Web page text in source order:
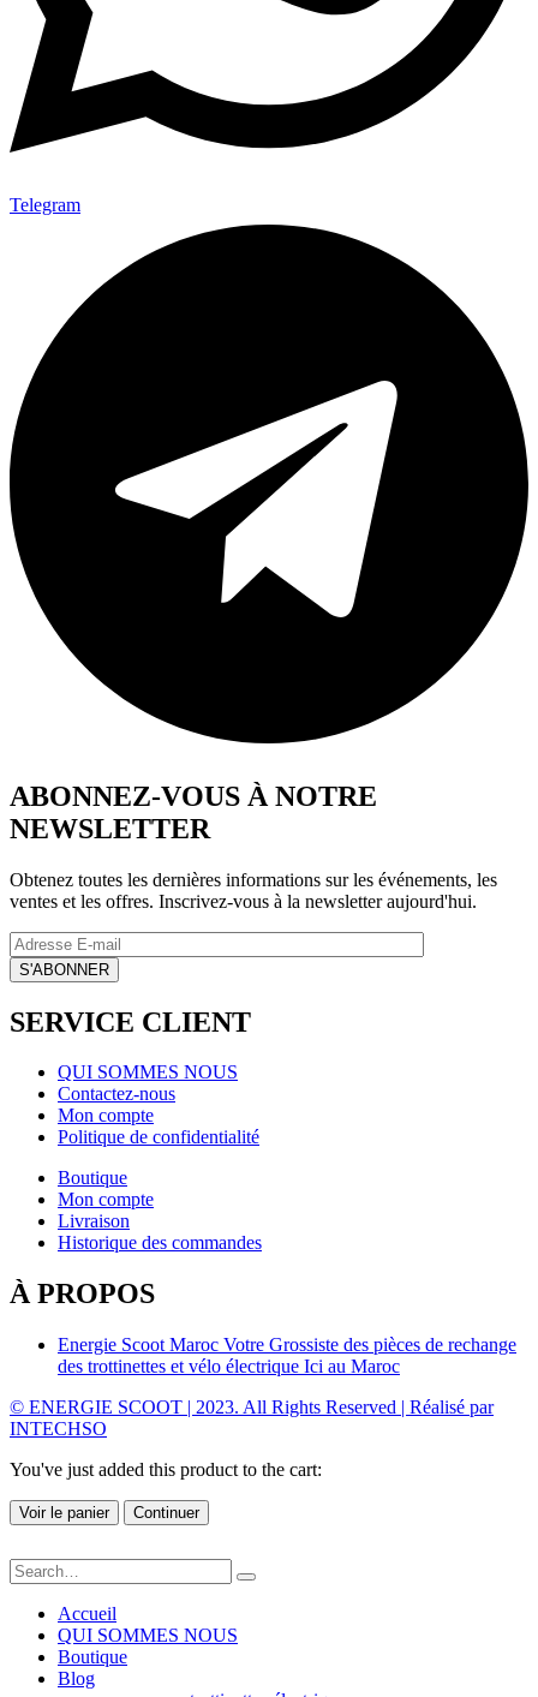
Telegram
ABONNEZ-VOUS À NOTRE
NEWSLETTER
Obtenez toutes les dernières informations sur les événements, les
ventes et les offres. Inscrivez-vous à la newsletter aujourd'hui.
SERVICE CLIENT
QUI SOMMES NOUS
Contactez-nous
Mon compte
Politique de confidentialité
Boutique
Mon compte
Livraison
Historique des commandes
À PROPOS
Energie Scoot Maroc Votre Grossiste des pièces de rechange
des trottinettes et vélo électrique Ici au Maroc
© ENERGIE SCOOT | 2023. All Rights Reserved | Réalisé par
INTECHSO
You've just added this product to the cart:
Voir le panier Continuer
Accueil
QUI SOMMES NOUS
Boutique
Blog